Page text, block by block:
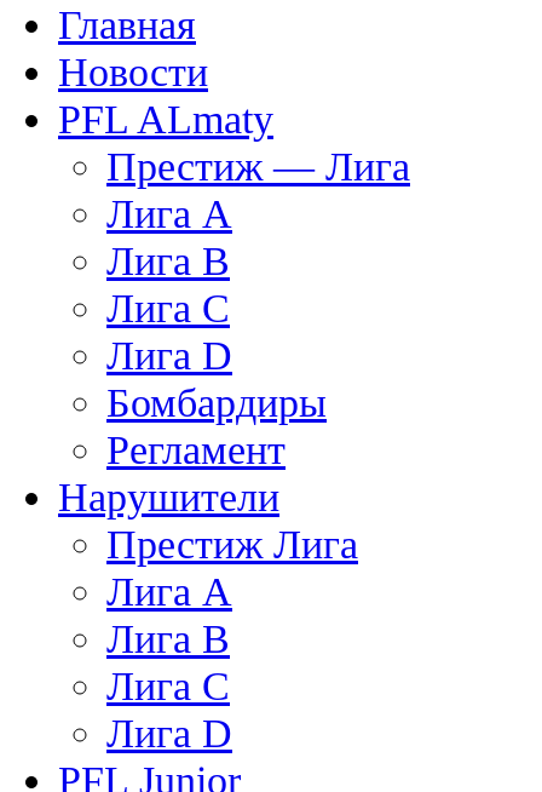
Главная
Новости
PFL ALmaty
Престиж — Лига
Лига А
Лига В
Лига С
Лига D
Бомбардиры
Регламент
Нарушители
Престиж Лига
Лига А
Лига В
Лига С
Лига D
PFL Junior